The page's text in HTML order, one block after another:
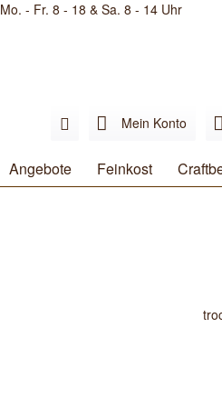
Mo. - Fr. 8 - 18 & Sa. 8 - 14 Uhr
Mein Konto
Angebote Feinkost